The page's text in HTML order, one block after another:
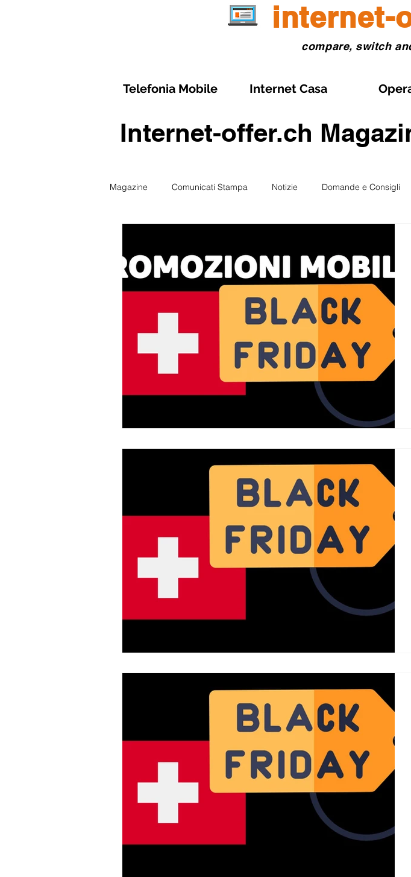
internet-
compare, switch
Telefonia Mobile Internet Casa
Internet-offer.ch
Magazine Comunicati Stampa Notizie Domande e Consigli
Sim Prepagate Svizzera Confronti e Test Osservatori e Analisi
Mappe Svizzera